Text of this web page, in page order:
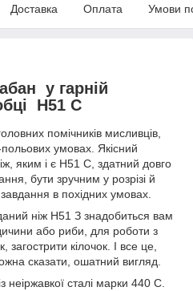
Доставка Оплата Умови
у гарній
H51 С
помічників мисливців,
польових умовах. Якісний
яким і є H51 С, здатний довго
бути зручним у розрізі й
в похідних умовах.
ніж H51 З знадобиться вам
або риби, для роботи з
кілочок. І все це,
сказати, ошатний вигляд.
неіржавкої сталі марки 440 С.